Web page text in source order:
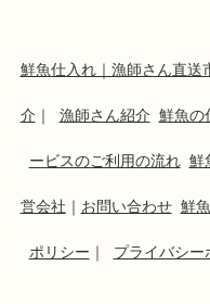
鮮魚仕入れ｜漁師さん直送
介 ｜ 漁師さん紹介 鮮魚の
ービスのご利用の流れ 鮮
営会社 ｜ お問い合わせ 鮮
ポリシー ｜ プライバシー